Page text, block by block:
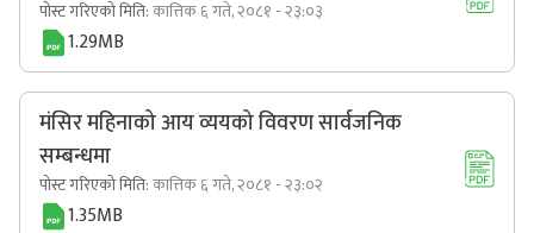
पोस्ट गरिएको मिति:कात्तिक ६ गते, २०८१ - २३:०३
1.29MB
मंसिर महिनाको आय व्ययको विवरण सार्वजनिक
सम्बन्धमा
पोस्ट गरिएको मिति:कात्तिक ६ गते, २०८१ - २३:०२
1.35MB